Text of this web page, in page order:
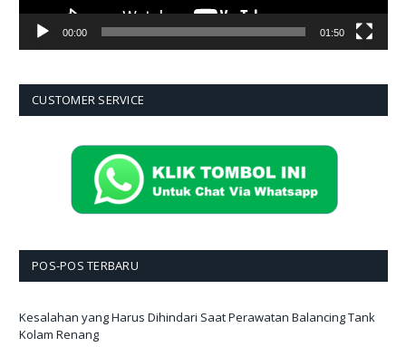
00:00 01:50
CUSTOMER SERVICE
POS-POS TERBARU
Kesalahan yang Harus Dihindari Saat Perawatan Balancing Tank
Kolam Renang